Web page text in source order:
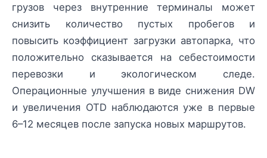
грузов через внутренние терминалы может
снизить количество пустых пробегов и
повысить коэффициент загрузки автопарка, что
положительно сказывается на себестоимости
перевозки и экологическом следе.
Операционные улучшения в виде снижения DW
и увеличения OTD наблюдаются уже в первые
6–12 месяцев после запуска новых маршрутов.